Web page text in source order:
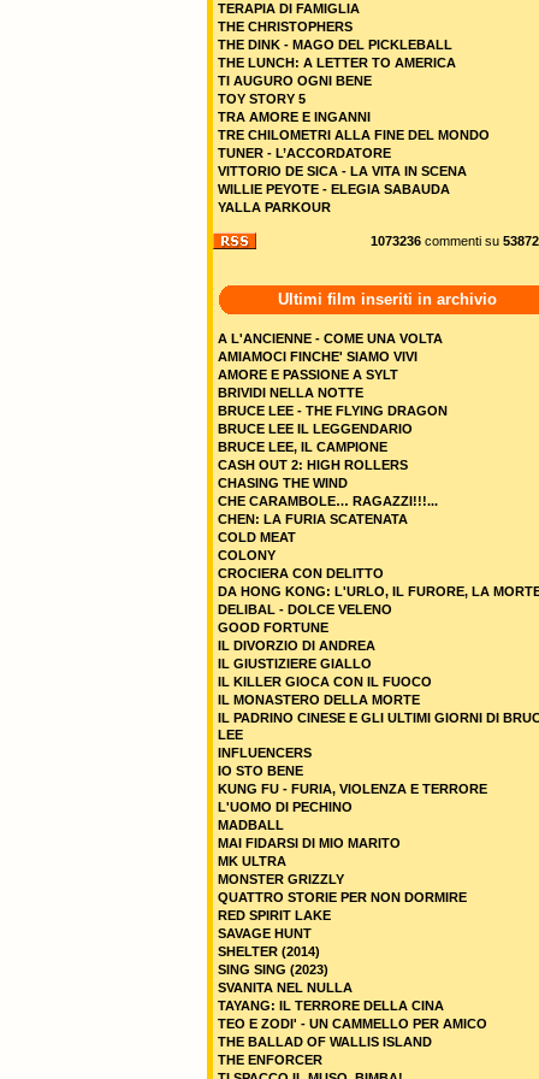
TERAPIA DI FAMIGLIA
THE CHRISTOPHERS
THE DINK - MAGO DEL PICKLEBALL
THE LUNCH: A LETTER TO AMERICA
TI AUGURO OGNI BENE
TOY STORY 5
TRA AMORE E INGANNI
TRE CHILOMETRI ALLA FINE DEL MONDO
TUNER - L’ACCORDATORE
VITTORIO DE SICA - LA VITA IN SCENA
WILLIE PEYOTE - ELEGIA SABAUDA
YALLA PARKOUR
1073236 commenti su 53872
Ultimi film inseriti in archivio
A L'ANCIENNE - COME UNA VOLTA
AMIAMOCI FINCHE' SIAMO VIVI
AMORE E PASSIONE A SYLT
BRIVIDI NELLA NOTTE
BRUCE LEE - THE FLYING DRAGON
BRUCE LEE IL LEGGENDARIO
BRUCE LEE, IL CAMPIONE
CASH OUT 2: HIGH ROLLERS
CHASING THE WIND
CHE CARAMBOLE… RAGAZZI!!!...
CHEN: LA FURIA SCATENATA
COLD MEAT
COLONY
CROCIERA CON DELITTO
DA HONG KONG: L'URLO, IL FURORE, LA
DELIBAL - DOLCE VELENO
GOOD FORTUNE
IL DIVORZIO DI ANDREA
IL GIUSTIZIERE GIALLO
IL KILLER GIOCA CON IL FUOCO
IL MONASTERO DELLA MORTE
IL PADRINO CINESE E GLI ULTIMI GIORNI DI
LEE
INFLUENCERS
IO STO BENE
KUNG FU - FURIA, VIOLENZA E TERRORE
L'UOMO DI PECHINO
MADBALL
MAI FIDARSI DI MIO MARITO
MK ULTRA
MONSTER GRIZZLY
QUATTRO STORIE PER NON DORMIRE
RED SPIRIT LAKE
SAVAGE HUNT
SHELTER (2014)
SING SING (2023)
SVANITA NEL NULLA
TAYANG: IL TERRORE DELLA CINA
TEO E ZODI' - UN CAMMELLO PER AMICO
THE BALLAD OF WALLIS ISLAND
THE ENFORCER